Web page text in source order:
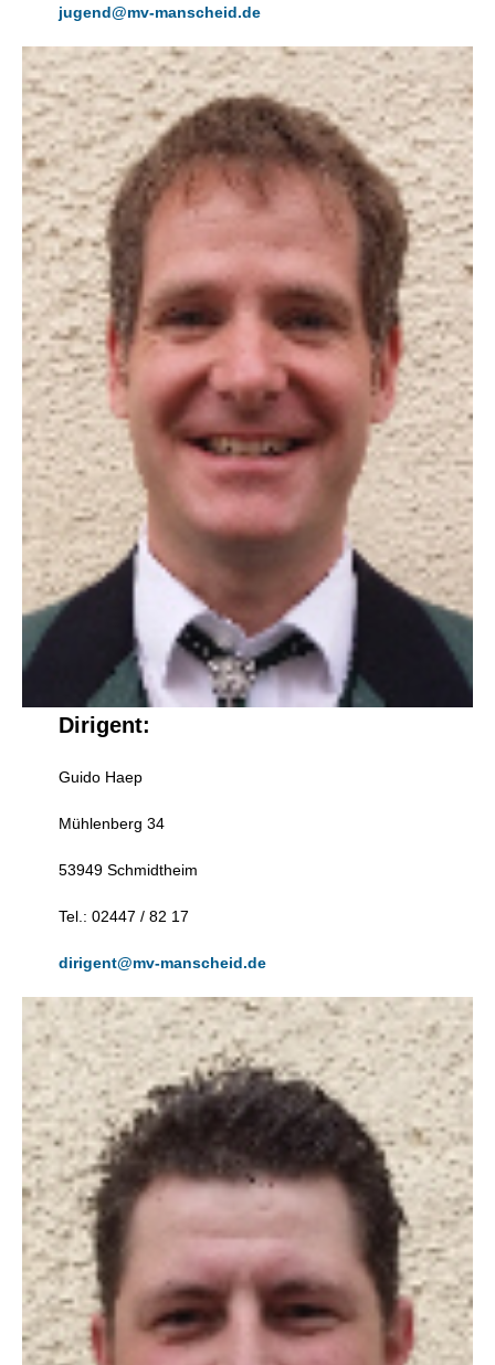
jugend@mv-manscheid.de
Dirigent:
Guido Haep
Mühlenberg 34
53949 Schmidtheim
Tel.: 02447 / 82 17
dirigent@mv-manscheid.de